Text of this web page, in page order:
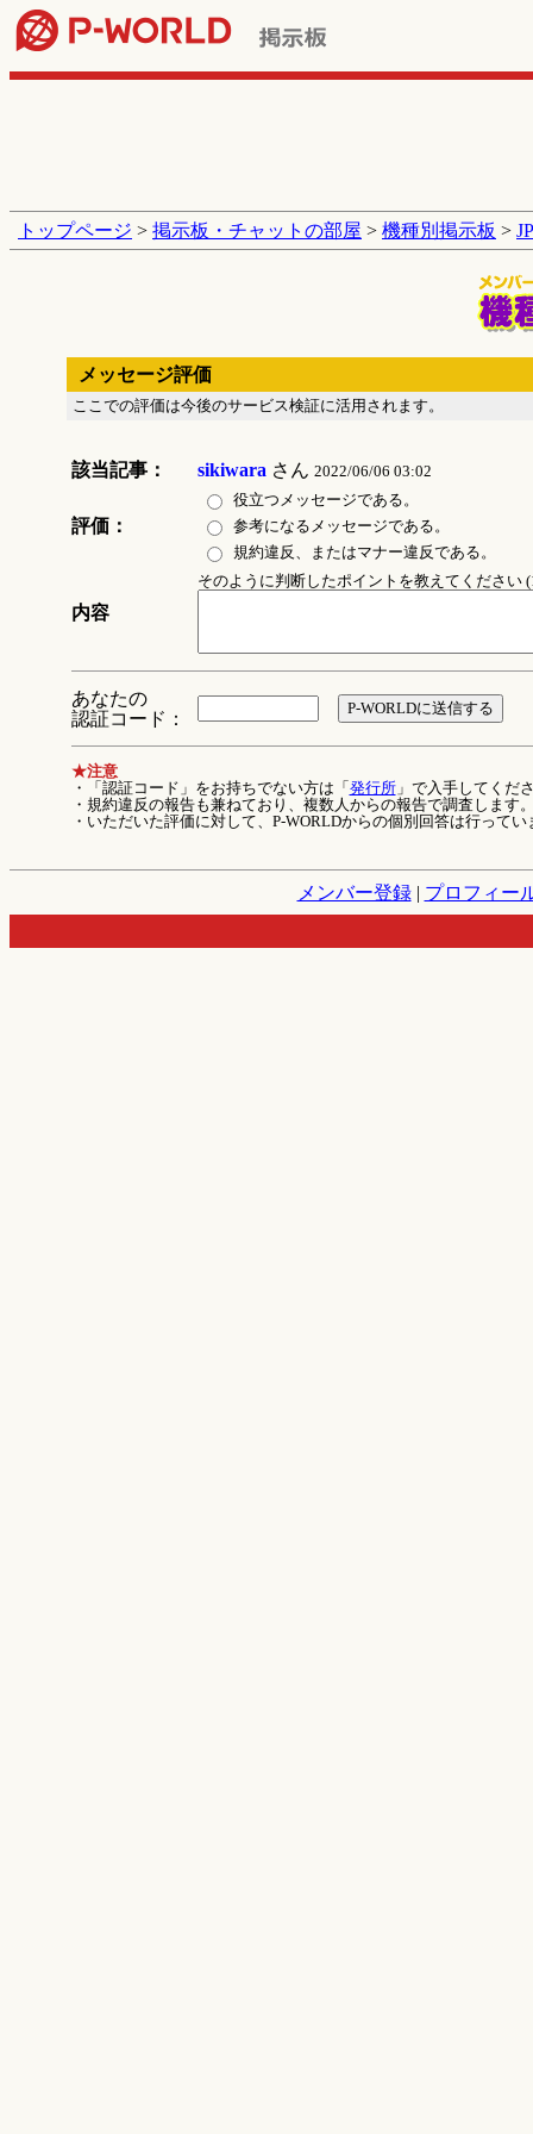
トップページ > 掲示板・チャットの部屋 > 機種別掲示板 >
メッセージ評価
ここでの評価は今後のサービス検証に活用されます。
該当記事： sikiwara さん 2022/06/06 03:02
評価：
役立つメッセージである。
参考になるメッセージである。
規約違反、またはマナー違反である。
内容
そのように判断したポイントを教えてください
あなたの
認証コード：
★注意
・「認証コード」をお持ちでない方は「 発行所」で入手してくだ
・規約違反の報告も兼ねており、複数人からの報告で調査します
・いただいた評価に対して、P-WORLDからの個別回答は行ってい
メンバー登録| プロフィー